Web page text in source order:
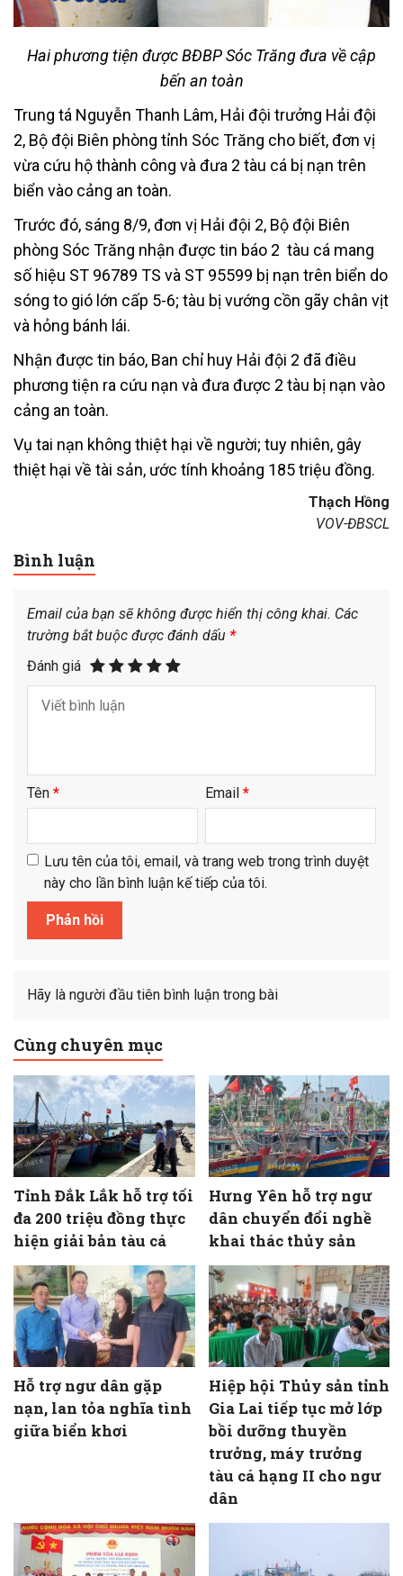
Hai phương tiện được BĐBP Sóc Trăng đưa về cập
bến an toàn
Trung tá Nguyễn Thanh Lâm, Hải đội trưởng Hải đội
2, Bộ đội Biên phòng tỉnh Sóc Trăng cho biết, đơn vị
vừa cứu hộ thành công và đưa 2 tàu cá bị nạn trên
biển vào cảng an toàn.
Trước đó, sáng 8/9, đơn vị Hải đội 2, Bộ đội Biên
phòng Sóc Trăng nhận được tin báo 2 tàu cá mang
số hiệu ST 96789 TS và ST 95599 bị nạn trên biển do
sóng to gió lớn cấp 5-6; tàu bị vướng cồn gãy chân vịt
và hỏng bánh lái.
Nhận được tin báo, Ban chỉ huy Hải đội 2 đã điều
phương tiện ra cứu nạn và đưa được 2 tàu bị nạn vào
cảng an toàn.
Vụ tai nạn không thiệt hại về người; tuy nhiên, gây
thiệt hại về tài sản, ước tính khoảng 185 triệu đồng.
Thạch Hồng
VOV-ĐBSCL
Bình luận
Email của bạn sẽ không được hiển thị công khai. Các
trường bắt buộc được đánh dấu *
Đánh giá
Tên * Email *
Lưu tên của tôi, email, và trang web trong trình duyệt
này cho lần bình luận kế tiếp của tôi.
Hãy là người đầu tiên bình luận trong bài
Cùng chuyên mục
Tỉnh Đắk Lắk hỗ trợ tối
đa 200 triệu đồng thực
hiện giải bản tàu cá
Hưng Yên hỗ trợ ngư
dân chuyển đổi nghề
khai thác thủy sản
Hỗ trợ ngư dân gặp
nạn, lan tỏa nghĩa tình
giữa biển khơi
Hiệp hội Thủy sản tỉnh
Gia Lai tiếp tục mở lớp
bồi dưỡng thuyền
trưởng, máy trưởng
tàu cá hạng II cho ngư
dân